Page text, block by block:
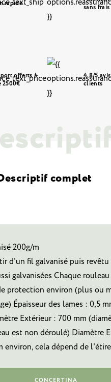
pour la sécurisation de périmètres
d’un grillage ou d’une
de faire 10 m de protection environ
0,5 mm (+/- 0,05 mm)
mm (diamètre quand le rouleau est
rapide
sans frais
offerts à
2500€
4.8/5
clients
complet
200g/m
d'un fil galvanisé puis revêtu
galvanisées Chaque
protection environ (plus ou
Épaisseur des lames : 0,5
Extérieur : 700 mm
est non déroulé) Diamètre
environ, cela dépend de